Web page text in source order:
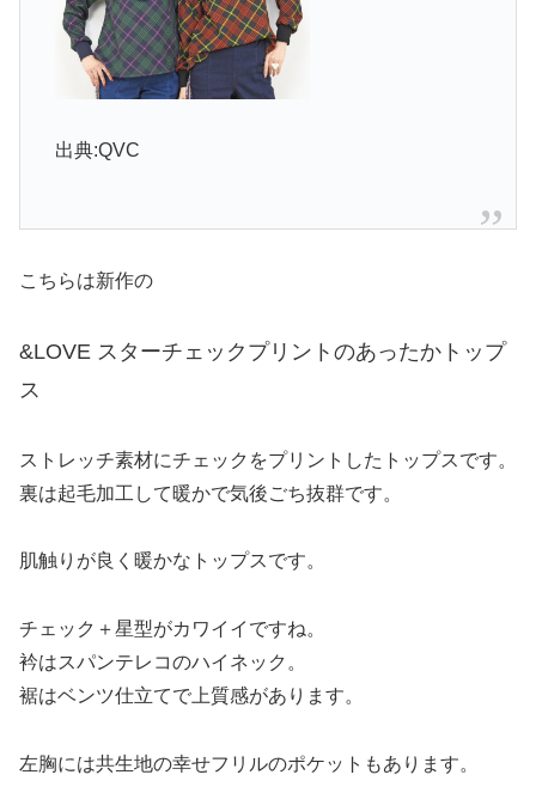
出典:QVC
こちらは新作の
&LOVE スターチェックプリントのあったかトップ
ス
ストレッチ素材にチェックをプリントしたトップスです。
裏は起毛加工して暖かで気後ごち抜群です。
肌触りが良く暖かなトップスです。
チェック＋星型がカワイイですね。
衿はスパンテレコのハイネック。
裾はベンツ仕立てで上質感があります。
左胸には共生地の幸せフリルのポケットもあります。